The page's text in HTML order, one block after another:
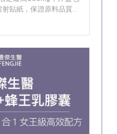
貼紙，保證原料品質與